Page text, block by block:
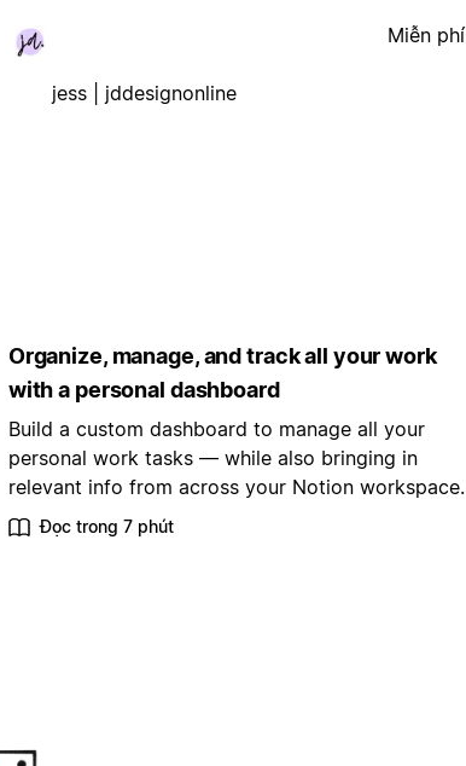
jess | jddesignonline
Miễn phí
Organize, manage, and track all your work
with a personal dashboard
Build a custom dashboard to manage all your
personal work tasks — while also bringing in
relevant info from across your Notion workspace.
Đọc trong 7 phút